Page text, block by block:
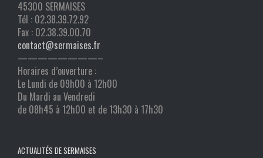
45300 SERMAISES
Tél : 02.38.39.72.92
Fax : 02.38.39.00.70
contact@sermaises.fr
————————–
Horaires d’ouverture :
Le Lundi de 09h00 à 12h00
Du Mardi au Vendredi
de 08h45 à 12h00 et de 13h30 à 17h30
ACTUALITÉS DE SERMAISES